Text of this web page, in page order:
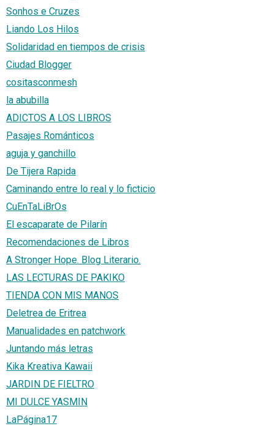
Sonhos e Cruzes
Liando Los Hilos
Solidaridad en tiempos de crisis
Ciudad Blogger
cositasconmesh
la abubilla
ADICTOS A LOS LIBROS
Pasajes Románticos
aguja y ganchillo
De Tijera Rapida
Caminando entre lo real y lo ficticio
CuEnTaLiBrOs
El escaparate de Pilarín
Recomendaciones de Libros
A Stronger Hope. Blog Literario.
LAS LECTURAS DE PAKIKO
TIENDA CON MIS MANOS
Deletrea de Eritrea
Manualidades en patchwork
Juntando más letras
Kika Kreativa Kawaii
JARDIN DE FIELTRO
MI DULCE YASMIN
LaPágina17